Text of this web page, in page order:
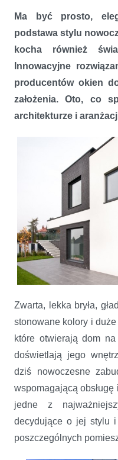
Ma być prosto,
podstawa stylu
kocha również
Innowacyjne
producentów okien
założenia. Oto, co
architekturze i
Zwarta, lekka bryła,
stonowane kolory i
które otwierają dom
doświetlają jego
dziś nowoczesne
wspomagającą
jedne z
decydujące o jej stylu
poszczególnych